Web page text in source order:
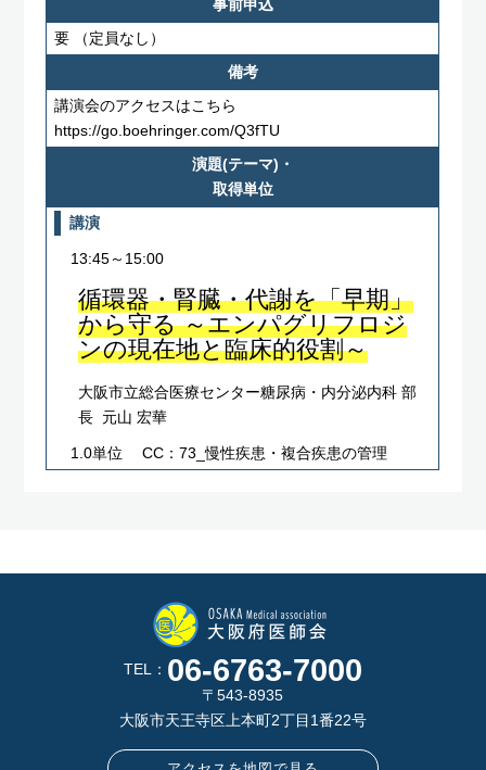
事前申込
要
（定員なし）
備考
講演会のアクセスはこちら
https://go.boehringer.com/Q3fTU
演題(テーマ)・
取得単位
講演
13:45～15:00
循環器・腎臓・代謝を「早期」
から守る ～エンパグリフロジ
ンの現在地と臨床的役割～
大阪市立総合医療センター糖尿病・内分泌内科 部
長 元山 宏華
1.0単位 CC：73_慢性疾患・複合疾患の管理
TEL： 06-6763-7000
〒543-8935
大阪市天王寺区上本町2丁目1番22号